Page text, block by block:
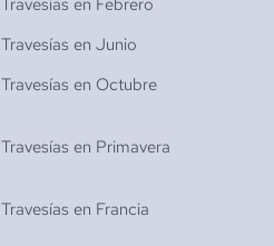
Travesías en Febrero
Travesías en Junio
Travesías en Octubre
Travesías en Primavera
Travesías en Francia